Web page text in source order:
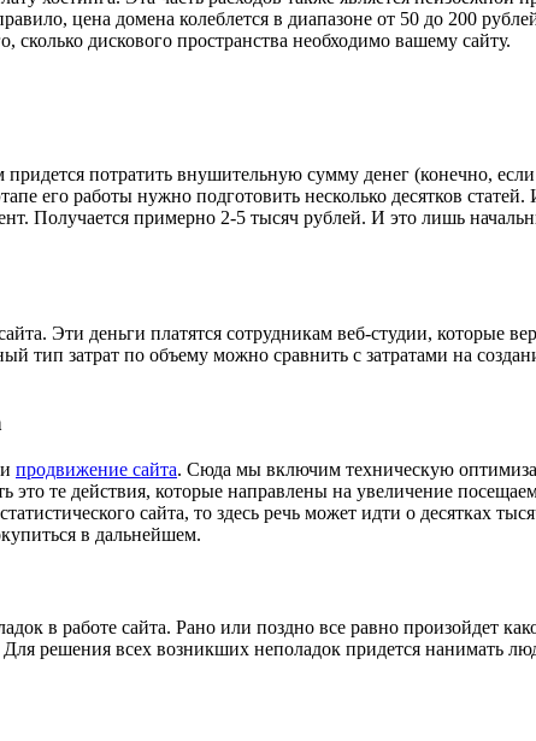
цена домена колеблется в диапазоне от 50 до 200
сколько дискового пространства необходимо вашему сайту.
придется потратить внушительную сумму денег (конечно,
его работы нужно подготовить несколько десятков
Получается примерно 2-5 тысяч рублей. И это лишь
Эти деньги платятся сотрудникам веб-студии, которые
тип затрат по объему можно сравнить с затратами на
продвижение сайта. Сюда мы включим техническую
это те действия, которые направлены на увеличение
сайта, то здесь речь может идти о десятках
в дальнейшем.
в работе сайта. Рано или поздно все равно произойдет
решения всех возникших неполадок придется нанимать